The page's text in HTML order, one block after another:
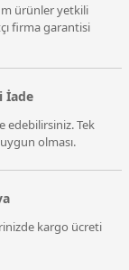
ürünler yetkili
firma garantisi
İade
edebilirsiniz. Tek
uygun olması.
kargo ücreti